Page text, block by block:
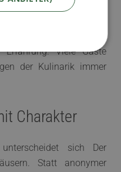
die perfekt auf die
Urlaubs, sondern sie ist
Viele Gäste
der Kulinarik immer
Charakter
sich Der
Statt anonymer